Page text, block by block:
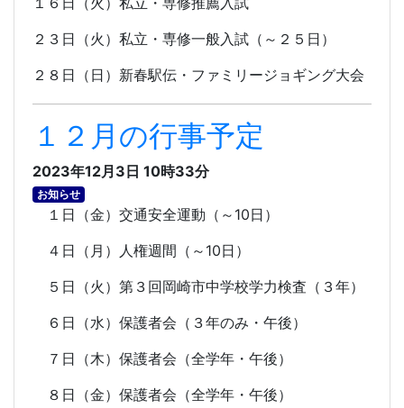
２３日（火）私立・専修一般入試（～２５日）
２８日（日）新春駅伝・ファミリージョギング大会
１２月の行事予定
2023年12月3日 10時33分
お知らせ
１日（金）交通安全運動（～ 10日）
４日（月）人権週間（～ 10日）
５日（火）第３回岡崎市中学校学力検査（３年）
６日（水）保護者会（３年のみ・午後）
７日（木）保護者会（全学年・午後）
８日（金）保護者会（全学年・午後）